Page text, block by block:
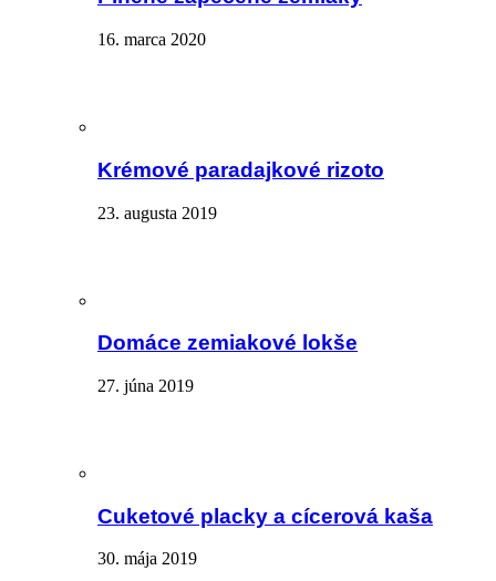
16. marca 2020
Krémové paradajkové rizoto
23. augusta 2019
Domáce zemiakové lokše
27. júna 2019
Cuketové placky a cícerová kaša
30. mája 2019